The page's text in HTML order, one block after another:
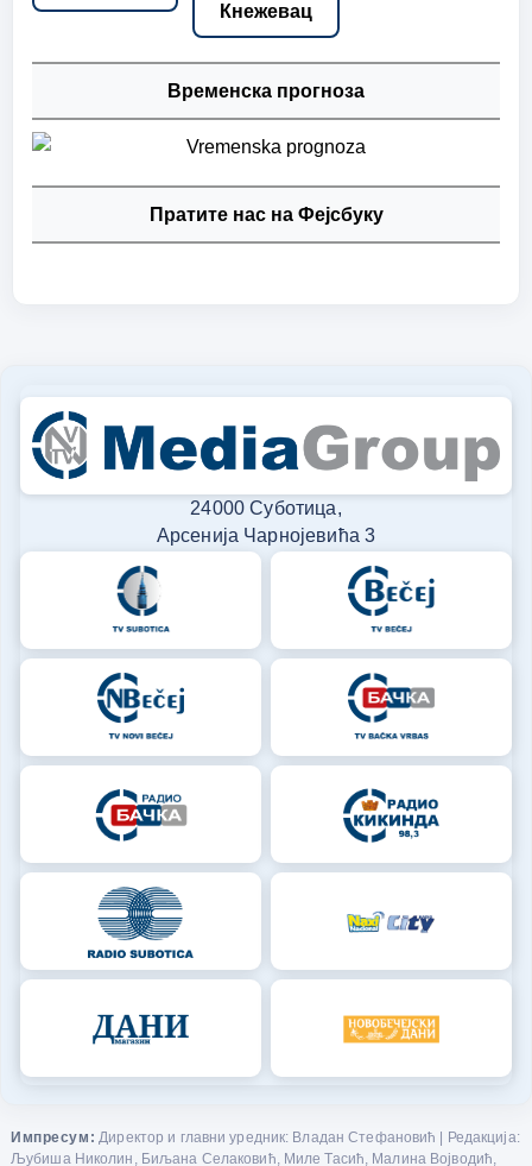
Кнежевац
Временска прогноза
Пратите нас на Фејсбуку
24000 Суботица,
Арсенија Чарнојевића 3
Импресум: Директор и главни уредник: Владан Стефановић | Редакција:
Љубиша Николин, Биљана Селаковић, Миле Тасић, Малина Војводић,